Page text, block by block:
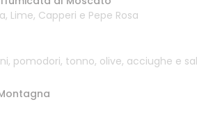
Lime, Capperi e Pepe Rosa
pomodori, tonno, olive, acciughe e